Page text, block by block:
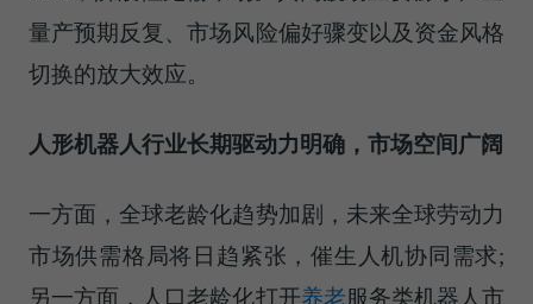
量产预期反复、市场风险偏好骤变以及资金风格
切换的放大效应。
人形机器人行业长期驱动力明确，市场空间广阔
一方面，全球老龄化趋势加剧，未来全球劳动力
市场供需格局将日趋紧张，催生人机协同需求;
另一方面，人口老龄化打开养老服务类机器人市